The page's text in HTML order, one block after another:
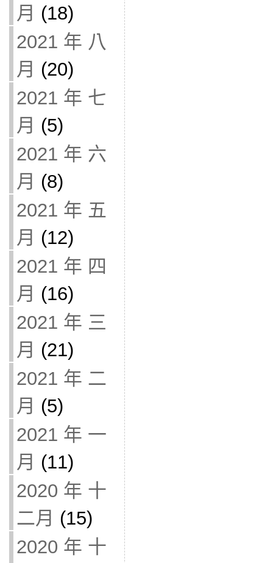
月 (18)
2021 年 八
月 (20)
2021 年 七
月 (5)
2021 年 六
月 (8)
2021 年 五
月 (12)
2021 年 四
月 (16)
2021 年 三
月 (21)
2021 年 二
月 (5)
2021 年 一
月 (11)
2020 年 十
二月 (15)
2020 年 十